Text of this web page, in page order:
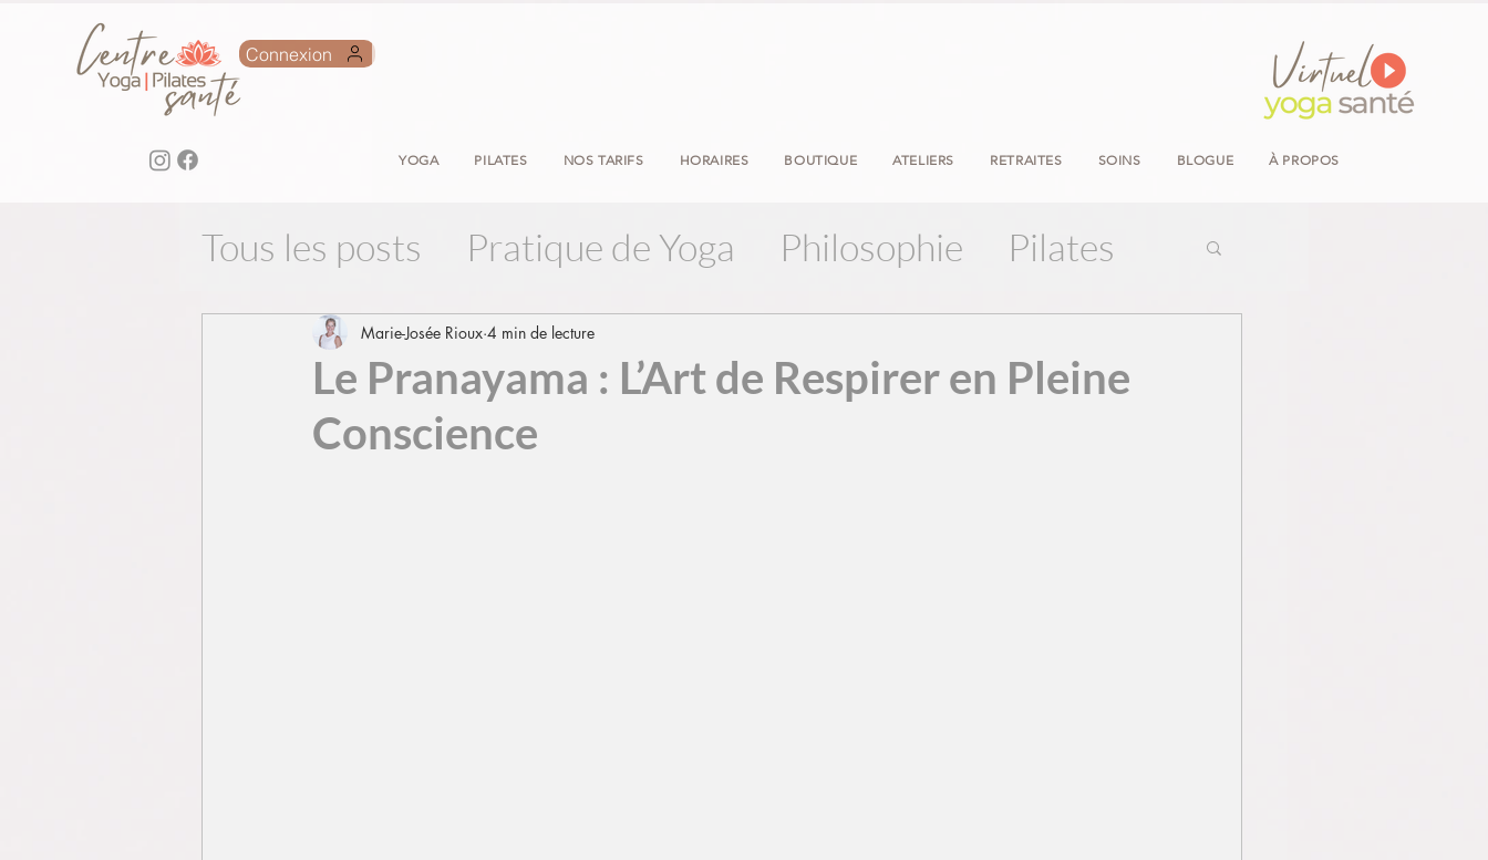
Connexion
YOGA PILATES NOS TARIFS HORAIRES BOUTIQUE ATELIERS RETRAITES SOINS BLOGUE À PROPOS
Tous les posts Pratique de Yoga Philosophie Pilates
Le Pranayama : L’Art de Respirer en Pleine
Conscience
Marie-Josée Rioux 4 min de lecture